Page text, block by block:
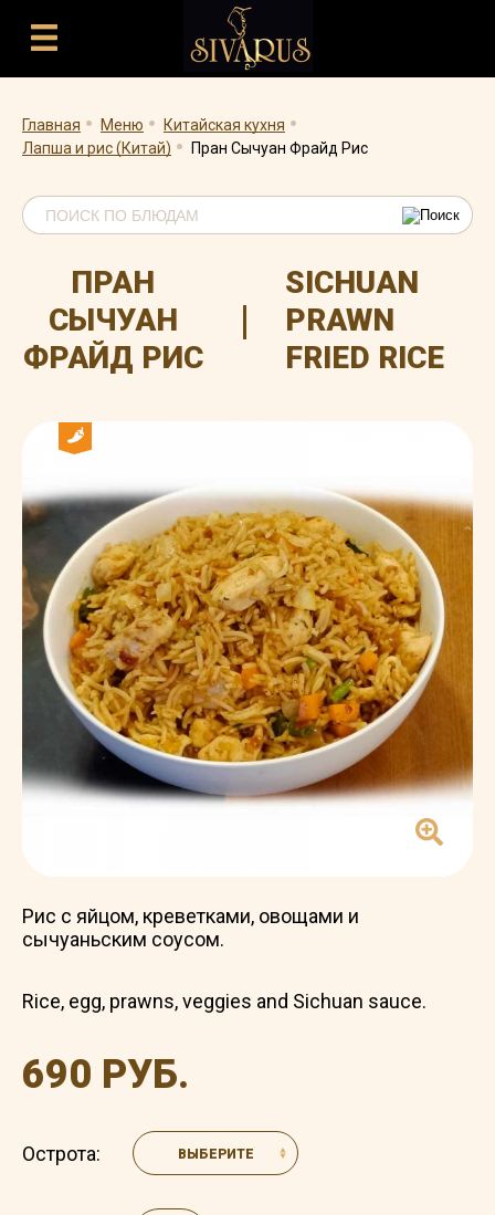
Главная . Меню . Китайская кухня .
Лапша и рис (Китай). Пран Сычуан Фрайд Рис
ПРАН
СЫЧУАН
ФРАЙД РИС
|
SICHUAN
PRAWN
FRIED RICE
Рис с яйцом, креветками, овощами и
сычуаньским соусом.
Rice, egg, prawns, veggies and Sichuan sauce.
690 РУБ.
Острота: ВЫБЕРИТЕ